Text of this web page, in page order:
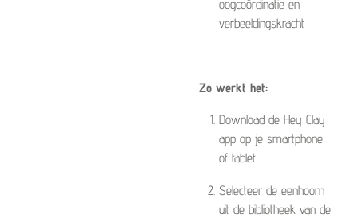
oogcoördinatie en
verbeeldingskracht
Zo werkt het:
Download de Hey Clay
app op je smartphone
of tablet
Selecteer de eenhoorn
uit de bibliotheek van de